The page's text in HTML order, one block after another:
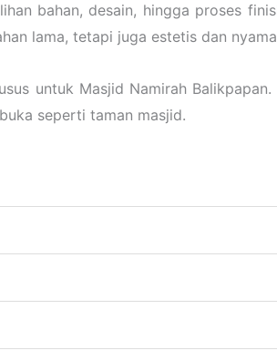
bahan, desain, hingga proses
lama, tetapi juga estetis dan
untuk Masjid Namirah
seperti taman masjid.